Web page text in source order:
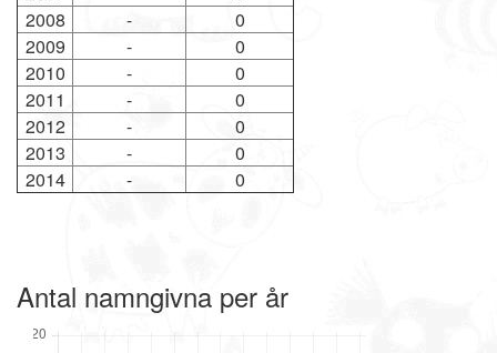
2008
-
0
2009
-
0
2010
-
0
2011
-
0
2012
-
0
2013
-
0
2014
- 0
Antal namngivna per år